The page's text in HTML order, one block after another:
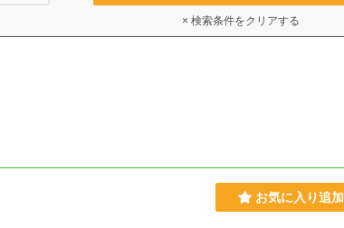
× 検索条件をクリアする
お気に入り追加